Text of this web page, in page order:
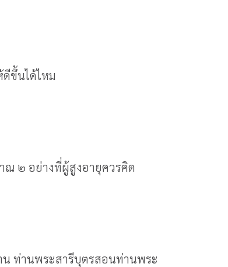
ขึ้นได้ไหม
ณ ๒ อย่างที่ผู้สูงอายุควรคิด
น ท่านพระสารีบุตรสอนท่านพระ